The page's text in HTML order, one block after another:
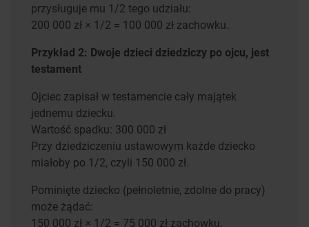
przysługuje mu 1/2 tego udziału:
200 000 zł × 1/2 = 100 000 zł zachowku.
Przykład 2: Dwoje dzieci dziedziczy po ojcu, jest
testament
Ojciec zapisał w testamencie cały majątek
jednemu dziecku.
Wartość spadku: 300 000 zł
Przy dziedziczeniu ustawowym każde dziecko
miałoby po 1/2, czyli 150 000 zł.
Pominięte dziecko (pełnoletnie, zdolne do pracy)
może żądać:
150 000 zł × 1/2 = 75 000 zł zachowku.